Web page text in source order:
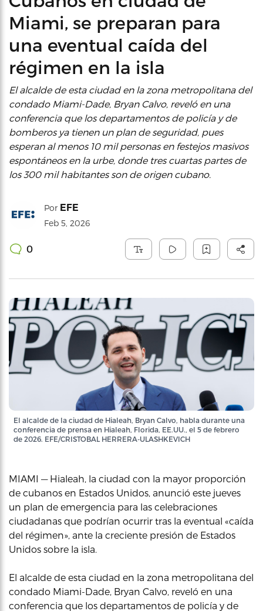
Miami, se preparan para
una eventual caída del
régimen en la isla
El alcalde de esta ciudad en la zona metropolitana del
condado Miami-Dade, Bryan Calvo, reveló en una
conferencia que los departamentos de policía y de
bomberos ya tienen un plan de seguridad, pues
esperan al menos 10 mil personas en festejos masivos
espontáneos en la urbe, donde tres cuartas partes de
los 300 mil habitantes son de origen cubano.
Por EFE
Feb 5, 2026
0
El alcalde de la ciudad de Hialeah, Bryan Calvo, habla durante una
conferencia de prensa en Hialeah, Florida, EE.UU., el 5 de febrero
de 2026. EFE/CRISTOBAL HERRERA-ULASHKEVICH
MIAMI — Hialeah, la ciudad con la mayor proporción
de cubanos en Estados Unidos, anunció este jueves
un plan de emergencia para las celebraciones
ciudadanas que podrían ocurrir tras la eventual «caída
del régimen», ante la creciente presión de Estados
Unidos sobre la isla.
El alcalde de esta ciudad en la zona metropolitana del
condado Miami-Dade, Bryan Calvo, reveló en una
conferencia que los departamentos de policía y de